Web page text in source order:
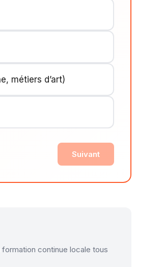
métiers d’art)
Suivant
continue locale tous